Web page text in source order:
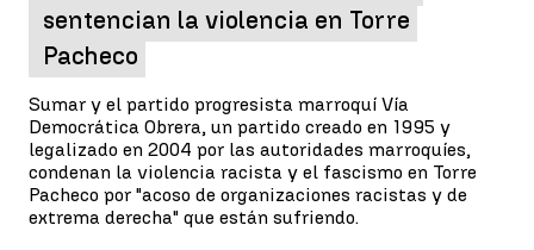
sentencian la violencia en Torre
Pacheco
Sumar y el partido progresista marroquí Vía
Democrática Obrera, un partido creado en 1995 y
legalizado en 2004 por las autoridades marroquíes,
condenan la violencia racista y el fascismo en Torre
Pacheco por "acoso de organizaciones racistas y de
extrema derecha" que están sufriendo.